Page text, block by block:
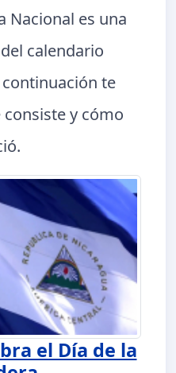
Nacional es una
calendario
te
y cómo
el Día de la